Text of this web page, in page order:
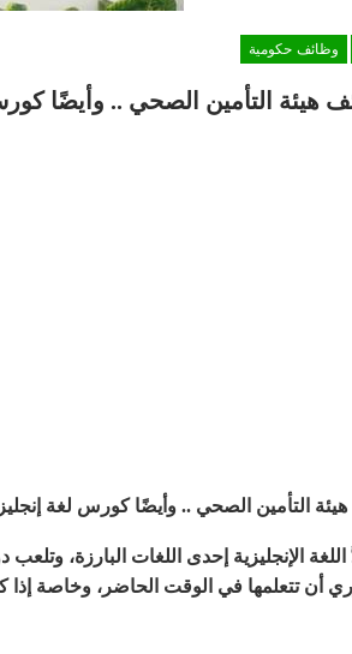
وظائف حكومية
هيئة التأمين الصحي .. وأيضًا
التأمين الصحي .. وأيضًا كورس لغة
اللغة الإنجليزية إحدى اللغات البارزة،
أن تتعلمها في الوقت الحاضر،